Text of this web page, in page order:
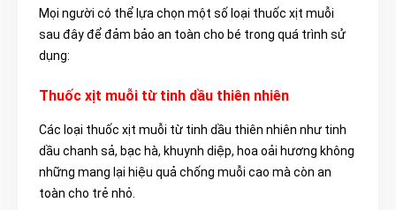
Mọi người có thể lựa chọn một số loại thuốc xịt muỗi
sau đây để đảm bảo an toàn cho bé trong quá trình sử
dụng:
Thuốc xịt muỗi từ tinh dầu thiên nhiên
Các loại thuốc xịt muỗi từ tinh dầu thiên nhiên như tinh
dầu chanh sả, bạc hà, khuynh diệp, hoa oải hương không
những mang lại hiệu quả chống muỗi cao mà còn an
toàn cho trẻ nhỏ.